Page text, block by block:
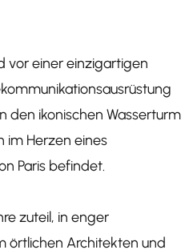
vor einer einzigartigen
den ikonischen Wasserturm
im Herzen eines
Paris befindet.
zuteil, in enger
örtlichen Architekten und